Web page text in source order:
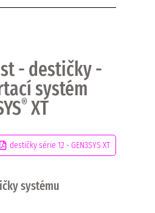
- destičky -
systém
®XT
destičky série 12 - GEN3SYS XT
systému